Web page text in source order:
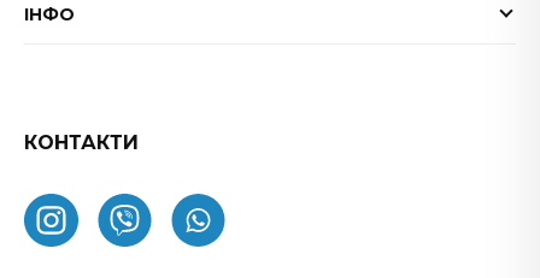
Підсилювачі
Комбопідсилювачі
ІНФО
Обмін та повернення товару
Як замовити
КОНТАКТИ